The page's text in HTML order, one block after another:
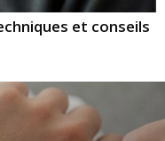
et conseils